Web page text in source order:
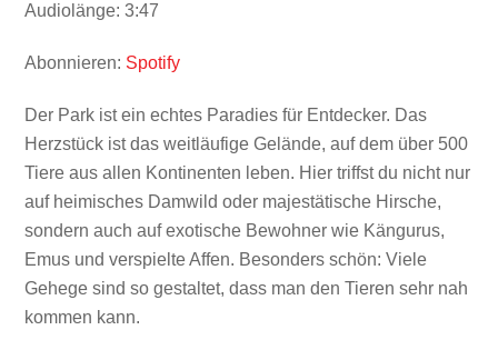
Audiolänge: 3:47
Abonnieren: Spotify
Der Park ist ein echtes Paradies für Entdecker. Das
Herzstück ist das weitläufige Gelände, auf dem über 500
Tiere aus allen Kontinenten leben. Hier triffst du nicht nur
auf heimisches Damwild oder majestätische Hirsche,
sondern auch auf exotische Bewohner wie Kängurus,
Emus und verspielte Affen. Besonders schön: Viele
Gehege sind so gestaltet, dass man den Tieren sehr nah
kommen kann.